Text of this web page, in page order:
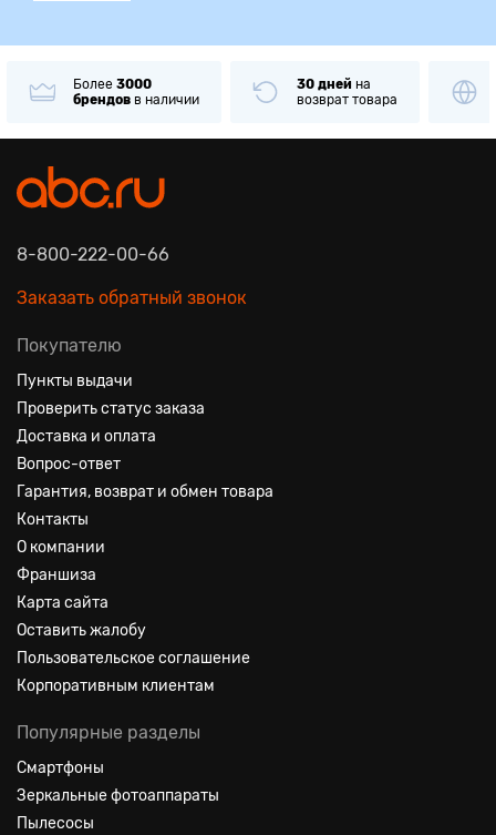
Более 3000
брендов в наличии
30 дней на
возврат товара
8-800-222-00-66
Заказать обратный звонок
Покупателю
Пункты выдачи
Проверить статус заказа
Доставка и оплата
Вопрос-ответ
Гарантия, возврат и обмен товара
Контакты
О компании
Франшиза
Карта сайта
Оставить жалобу
Пользовательское соглашение
Корпоративным клиентам
Популярные разделы
Смартфоны
Зеркальные фотоаппараты
Пылесосы